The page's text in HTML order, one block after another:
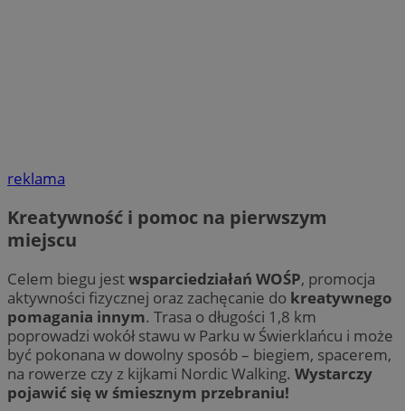
reklama
Kreatywność i pomoc na pierwszym
miejscu
Celem biegu jestwsparciedziałań WOŚP, promocja
aktywności fizycznej oraz zachęcanie do kreatywnego
pomagania innym. Trasa o długości 1,8 km
poprowadzi wokół stawu w Parku w Świerklańcu i może
być pokonana w dowolny sposób – biegiem, spacerem,
na rowerze czy z kijkami Nordic Walking. Wystarczy
pojawić się w śmiesznym przebraniu!